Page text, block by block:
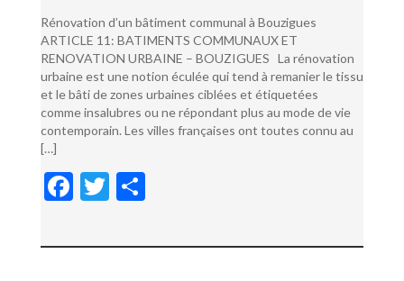
Rénovation d’un bâtiment communal à Bouzigues
ARTICLE 11: BATIMENTS COMMUNAUX ET
RENOVATION URBAINE – BOUZIGUES La rénovation
urbaine est une notion éculée qui tend à remanier le tissu
et le bâti de zones urbaines ciblées et étiquetées
comme insalubres ou ne répondant plus au mode de vie
contemporain. Les villes françaises ont toutes connu au
[…]
F
e
T
itt ta